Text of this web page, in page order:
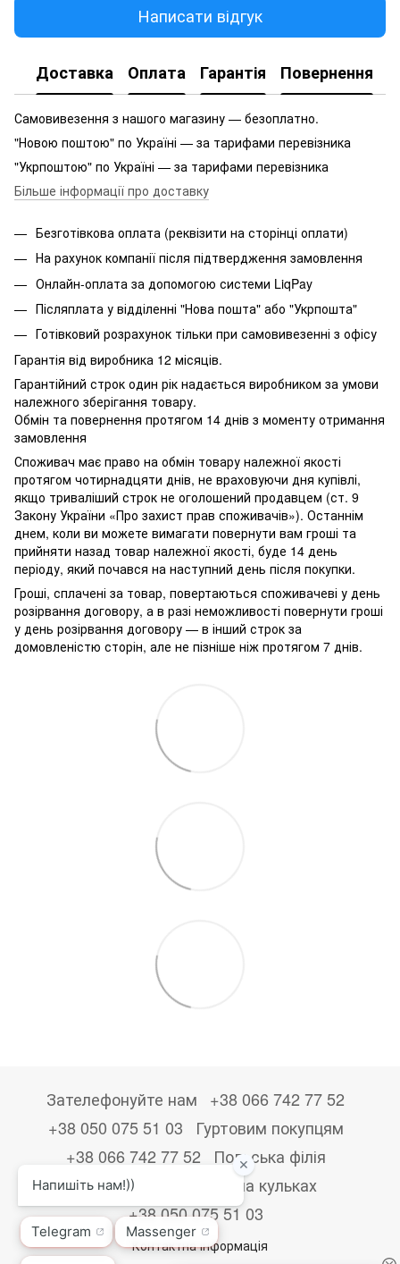
Написати відгук
Доставка Оплата Гарантія Повернення
Самовивезення з нашого магазину — безоплатно.
"Новою поштою" по Україні — за тарифами перевізника
"Укрпоштою" по Україні — за тарифами перевізника
Більше інформації про доставку
Безготівкова оплата (реквізити на сторінці оплати)
На рахунок компанії після підтвердження замовлення
Онлайн-оплата за допомогою системи LiqPay
Післяплата у відділенні "Нова пошта" або "Укрпошта"
Готівковий розрахунок тільки при самовивезенні з офісу
Гарантія від виробника 12 місяців.
Гарантійний строк один рік надається виробником за умови
належного зберігання товару.
Обмін та повернення протягом 14 днів з моменту отримання
замовлення
Споживач має право на обмін товару належної якості
протягом чотирнадцяти днів, не враховуючи дня купівлі,
якщо триваліший строк не оголошений продавцем (ст. 9
Закону України «Про захист прав споживачів»). Останнім
днем, коли ви можете вимагати повернути вам гроші та
прийняти назад товар належної якості, буде 14 день
періоду, який почався на наступний день після покупки.
Гроші, сплачені за товар, повертаються споживачеві у день
розірвання договору, а в разі неможливості повернути гроші
у день розірвання договору — в інший строк за
домовленістю сторін, але не пізніше ніж протягом 7 днів.
Зателефонуйте нам
+38 066 742 77 52
+38 050 075 51 03
Гуртовим покупцям
+38 066 742 77 52
Польська філія
+48533867723
Друк на кульках
+38 050 075 51 03
Контактна інформація